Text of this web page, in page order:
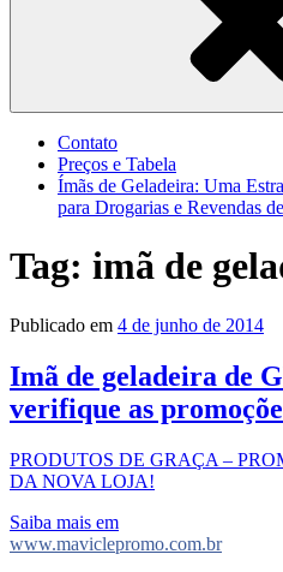
Contato
Preços e Tabela
Ímãs de Geladeira: Uma
para Drogarias e Revendas
Tag: imã de
Publicado em 4 de junho de 2014
Imã de geladeira de
verifique as
PRODUTOS DE GRAÇA –
DA NOVA LOJA!
Saiba mais em
www.maviclepromo.com.br